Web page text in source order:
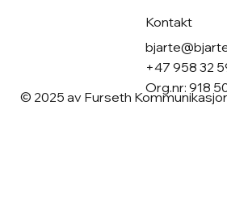
Kontakt
+47 958 32
Org.nr: 918
© 2025 av Furseth